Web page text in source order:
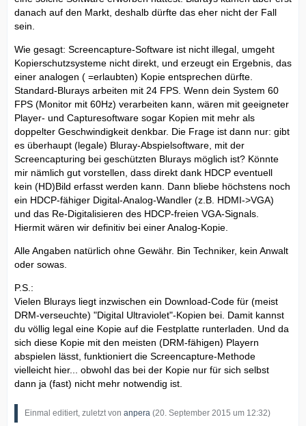
danach auf den Markt, deshalb dürfte das eher nicht der Fall
sein.
Wie gesagt: Screencapture-Software ist nicht illegal, umgeht
Kopierschutzsysteme nicht direkt, und erzeugt ein Ergebnis, das
einer analogen ( =erlaubten) Kopie entsprechen dürfte.
Standard-Blurays arbeiten mit 24 FPS. Wenn dein System 60
FPS (Monitor mit 60Hz) verarbeiten kann, wären mit geeigneter
Player- und Capturesoftware sogar Kopien mit mehr als
doppelter Geschwindigkeit denkbar. Die Frage ist dann nur: gibt
es überhaupt (legale) Bluray-Abspielsoftware, mit der
Screencapturing bei geschützten Blurays möglich ist? Könnte
mir nämlich gut vorstellen, dass direkt dank HDCP eventuell
kein (HD)Bild erfasst werden kann. Dann bliebe höchstens noch
ein HDCP-fähiger Digital-Analog-Wandler (z.B. HDMI->VGA)
und das Re-Digitalisieren des HDCP-freien VGA-Signals.
Hiermit wären wir definitiv bei einer Analog-Kopie.
Alle Angaben natürlich ohne Gewähr. Bin Techniker, kein Anwalt
oder sowas.
P.S.:
Vielen Blurays liegt inzwischen ein Download-Code für (meist
DRM-verseuchte) "Digital Ultraviolet"-Kopien bei. Damit kannst
du völlig legal eine Kopie auf die Festplatte runterladen. Und da
sich diese Kopie mit den meisten (DRM-fähigen) Playern
abspielen lässt, funktioniert die Screencapture-Methode
vielleicht hier... obwohl das bei der Kopie nur für sich selbst
dann ja (fast) nicht mehr notwendig ist.
Einmal editiert, zuletzt von anpera (20. September 2015 um 12:32)